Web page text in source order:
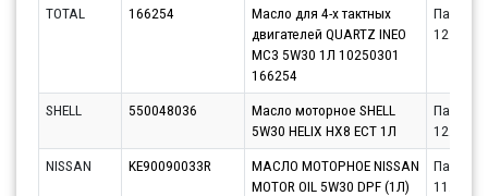
TOTAL
166254
Масло для 4-х тактных
двигателей QUARTZ INEO
MC3 5W30 1Л 10250301
166254
Партнёр
SHELL 550048036
Масло моторное SHELL
5W30 HELIX HX8 ECT 1Л
Партнёр
NISSAN
KE90090033R
МАСЛО МОТОРНОЕ NISSAN
MOTOR OIL 5W30 DPF (1Л)
Партнёр